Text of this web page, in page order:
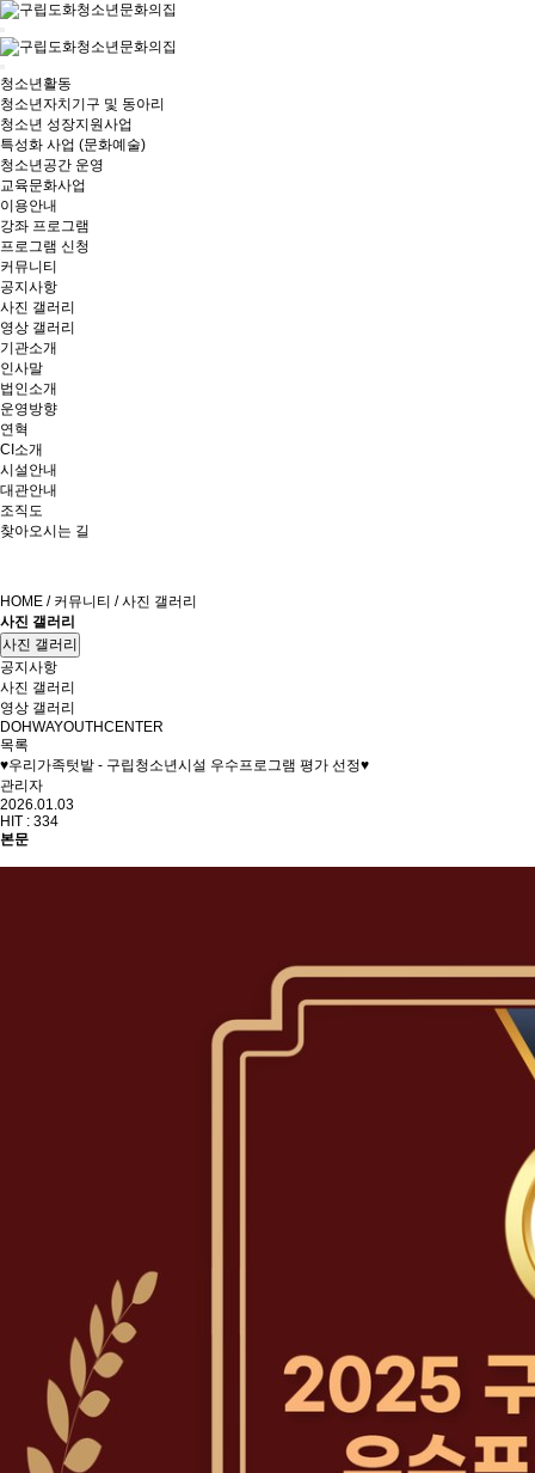
청소년활동
청소년자치기구 및 동아리
청소년 성장지원사업
특성화 사업 (문화예술)
청소년공간 운영
교육문화사업
이용안내
강좌 프로그램
프로그램 신청
커뮤니티
공지사항
사진 갤러리
영상 갤러리
기관소개
인사말
법인소개
운영방향
연혁
CI소개
시설안내
대관안내
조직도
찾아오시는 길
HOME / 커뮤니티 / 사진 갤러리
사진 갤러리
사진 갤러리
공지사항
사진 갤러리
영상 갤러리
DOHWAYOUTHCENTER
목록
♥우리가족텃밭 - 구립청소년시설 우수프로그램 평가 선정♥
관리자
2026.01.03
HIT : 334
본문